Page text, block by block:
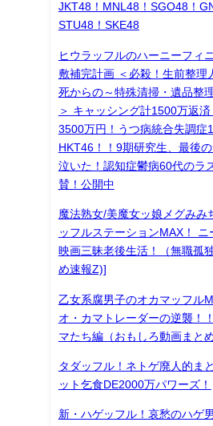
JKT48！MNL48！SGO48！
STU48！SKE48
ヒウラッフルのハーニーフィ
敷補完計画 ＜必殺！生前整理
死からの～特殊清掃・遺品整
＞ キャッシング計1500万返
3500万円！うつ病統合失調症
HKT46！！9期研究生、最後
泣いた！認知症鬱病60代のラ
賛！公開中
魔法熟女/美魔女ッ娘メグみみ
ッフルステーションMAX！ ニ
映画三昧老後生活！（無職孤
め速報Z)]
乙女系腐男子のオカマッフル
オ・カマトレーダーの逆襲！
マたち編（おもしろ動画まと
タダッフル！ネトゲ廃人的ま
ット乞食DE2000万パワーズ！
新・ハゲッフル！哀愁のハゲ